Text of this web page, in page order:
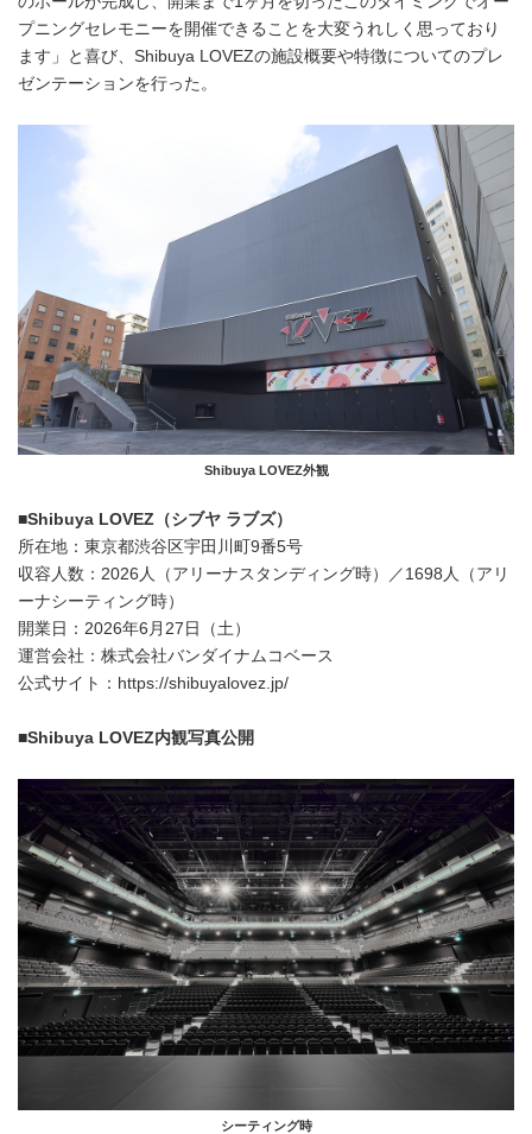
プニングセレモニーを開催できることを大変うれしく思っており
ます」と喜び、Shibuya LOVEZの施設概要や特徴についてのプレ
ゼンテーションを行った。
Shibuya LOVEZ外観
■Shibuya LOVEZ（シブヤ ラブズ）
所在地：東京都渋谷区宇田川町9番5号
収容人数：2026人（アリーナスタンディング時）／1698人（アリ
ーナシーティング時）
開業日：2026年6月27日（土）
運営会社：株式会社バンダイナムコベース
公式サイト：https://shibuyalovez.jp/
■Shibuya LOVEZ内観写真公開
シーティング時